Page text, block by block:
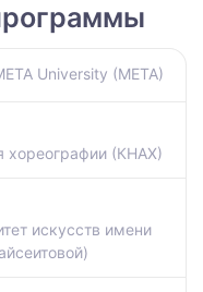
University (META)
хореографии (КНАХ)
искусств имени